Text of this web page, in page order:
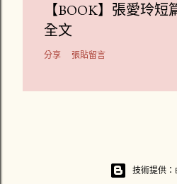
【BOOK】張愛玲短
全文
分享 張貼留言
技術提供